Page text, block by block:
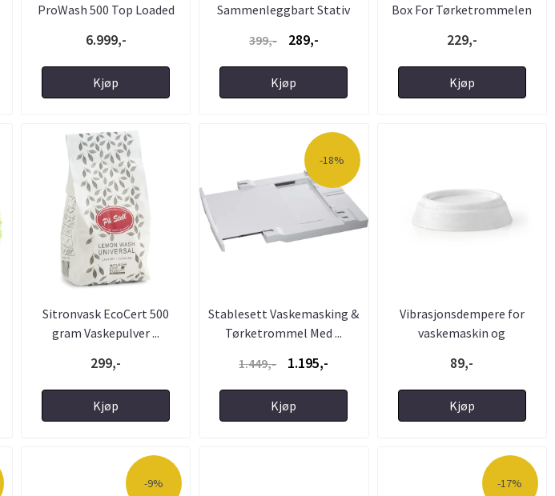
ProWash 500 Top Loaded
6.999,-
Kjøp
Sammenleggbart Stativ
399,- 289,-
Kjøp
Box For Tørketrommelen
229,-
Kjøp
Sitronvask EcoCert 500
gram Vaskepulver ...
299,-
Kjøp
-18%
Stablesett Vaskemasking &
Tørketrommel Med ...
1.449,-
1.195,-
Kjøp
Vibrasjonsdempere for
vaskemaskin og
89,-
Kjøp
-9% -17%